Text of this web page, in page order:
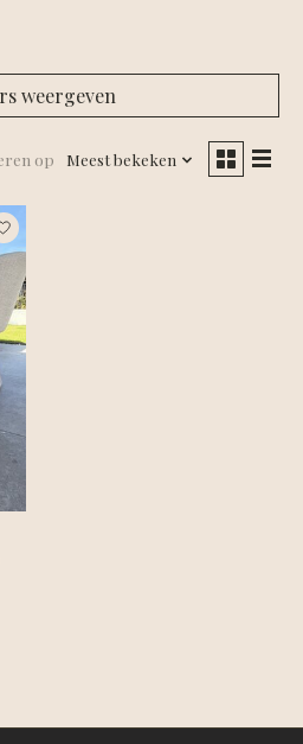
weergeven
op Meest bekeken